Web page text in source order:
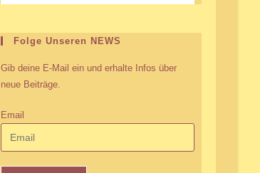
Folge Unseren NEWS
Gib deine E-Mail ein und erhalte Infos über
neue Beiträge.
Email